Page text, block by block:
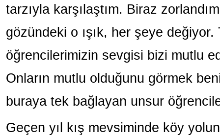
tarzıyla karşılaştım. Biraz
gözündeki o ışık, her şeye
öğrencilerimizin sevgisi bizi mutlu
Onların mutlu olduğunu görmek
buraya tek bağlayan unsur
Geçen yıl kış mevsiminde köy